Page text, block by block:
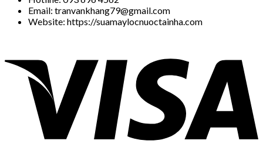
Email: tranvankhang79@gmail.com
Website: https://suamaylocnuoctainha.com